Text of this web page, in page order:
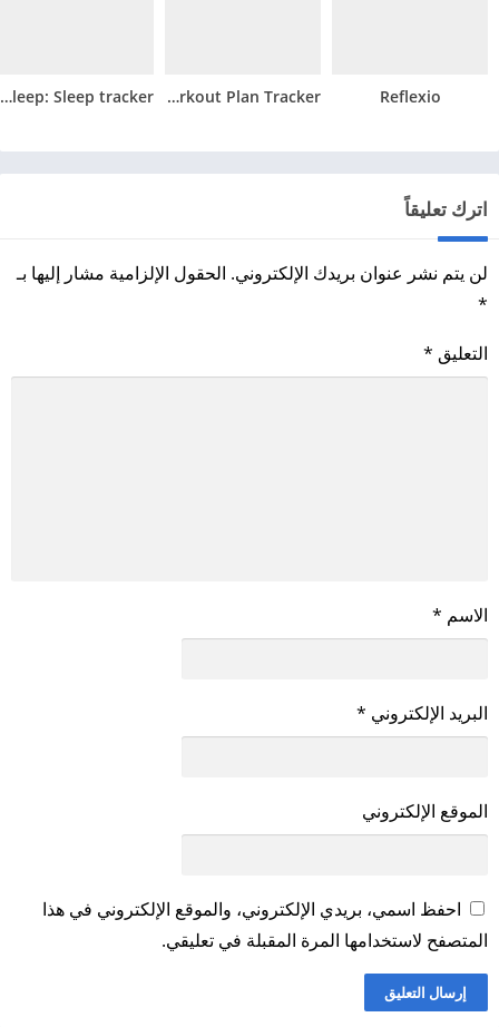
Reflexio
JEFIT Gym Workout Plan Tracker
BetterSleep: Sleep tracker
اترك تعليقاً
لن يتم نشر عنوان بريدك الإلكتروني. الحقول الإلزامية مشار إليها بـ
*
التعليق *
الاسم *
البريد الإلكتروني *
الموقع الإلكتروني
احفظ اسمي، بريدي الإلكتروني، والموقع الإلكتروني في هذا
المتصفح لاستخدامها المرة المقبلة في تعليقي.